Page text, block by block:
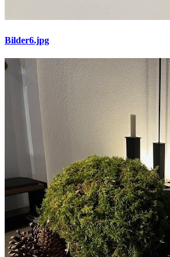
Bilder6.jpg